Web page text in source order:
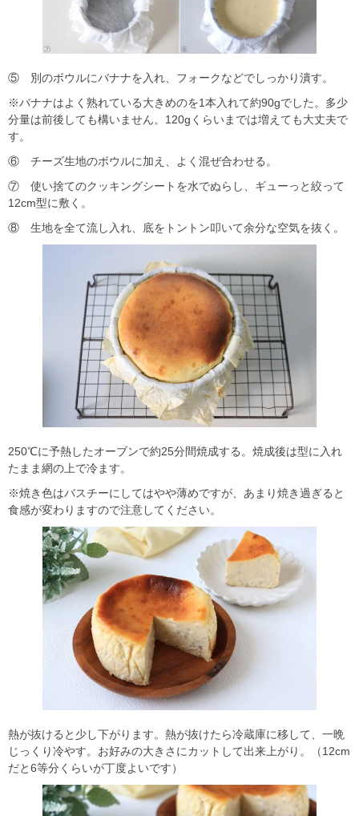
⑤ 別のボウルにバナナを入れ、フォークなどでしっかり潰す。
※バナナはよく熟れている大きめのを1本入れて約90gでした。多少
分量は前後しても構いません。120gくらいまでは増えても大丈夫で
す。
⑥ チーズ生地のボウルに加え、よく混ぜ合わせる。
⑦ 使い捨てのクッキングシートを水でぬらし、ギューっと絞って
12cm型に敷く。
⑧ 生地を全て流し入れ、底をトントン叩いて余分な空気を抜く。
250℃に予熱したオーブンで約25分間焼成する。焼成後は型に入れ
たまま網の上で冷ます。
※焼き色はバスチーにしてはやや薄めですが、あまり焼き過ぎると
食感が変わりますので注意してください。
熱が抜けると少し下がります。熱が抜けたら冷蔵庫に移して、一晩
じっくり冷やす。お好みの大きさにカットして出来上がり。（12cm
だと6等分くらいが丁度よいです）